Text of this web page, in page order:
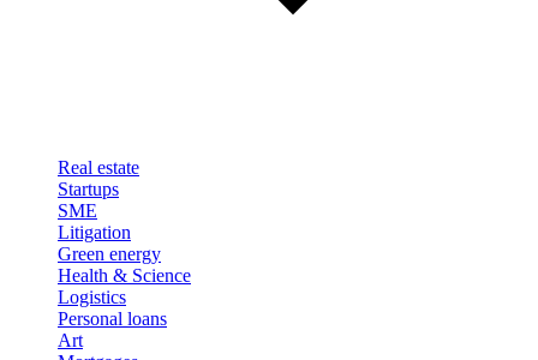
Real estate
Startups
SME
Litigation
Green energy
Health & Science
Logistics
Personal loans
Art